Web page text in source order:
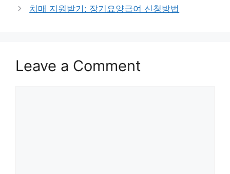
치매 지원받기: 장기요양급여 신청방법
Leave a Comment